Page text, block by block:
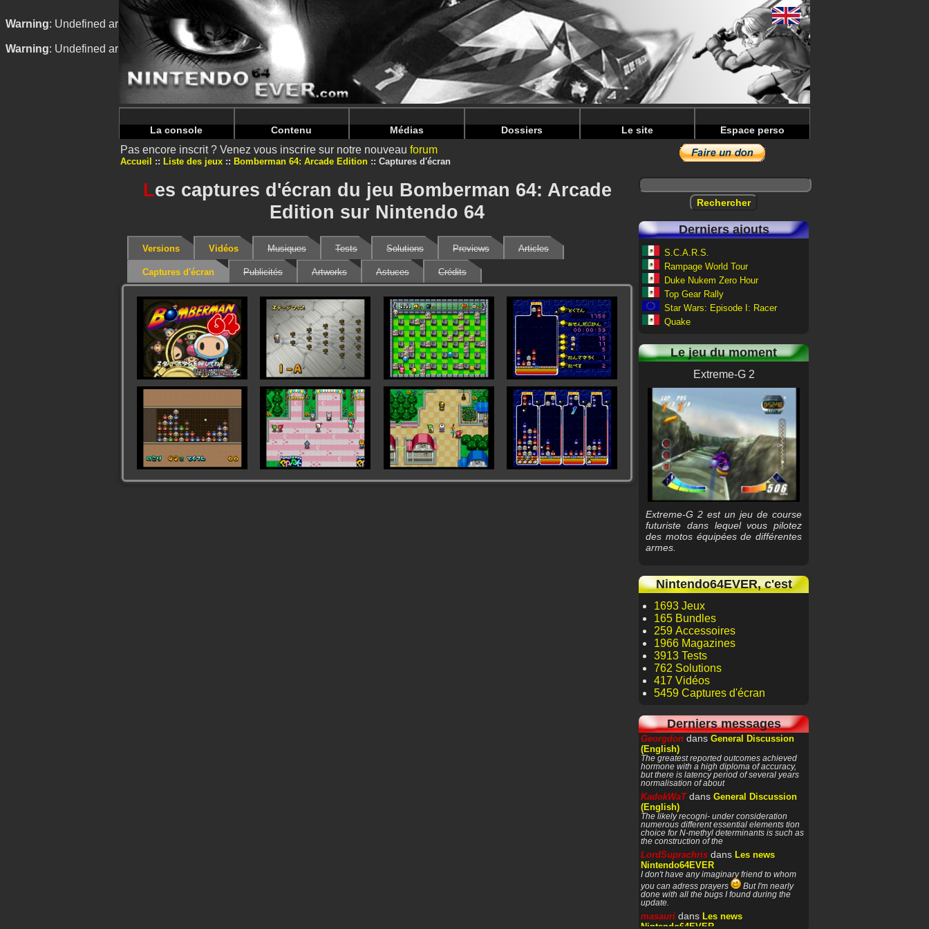
Warning: Undefined array key "HTTP_REFERER" in/home/nintendoju/www/Photos-Jeux-V2.phpon line92
Warning: Undefined array key "HTTP_REFERER" in/home/nintendoju/www/Photos-Jeux-V2.phpon line96
La console Contenu Médias Dossiers Le site Espace perso
Pas encore inscrit ? Venez vous inscrire sur notre nouveau forum
Accueil Liste des jeux Bomberman 64: Arcade Edition Captures d'écran
Les captures d'écran du jeu Bomberman 64: Arcade
Edition sur Nintendo 64
Versions Vidéos Musiques Tests Solutions Previews Articles
Captures d'écran Publicités Artworks Astuces Crédits
Derniers ajouts
S.C.A.R.S.
Rampage World Tour
Duke Nukem Zero Hour
Top Gear Rally
Star Wars: Episode I: Racer
Quake
Le jeu du moment
Extreme-G 2
Extreme-G 2 est un jeu de course
futuriste dans lequel vous pilotez
des motos équipées de différentes
armes.
Nintendo64EVER, c'est
1693 Jeux
165 Bundles
259 Accessoires
1966 Magazines
3913 Tests
762 Solutions
417 Vidéos
5459 Captures d'écran
Derniers messages
Georgdon dans General Discussion
(English)
The greatest reported outcomes achieved
hormone with a high diploma of accuracy,
but there is latency period of several years
normalisation of about
KadokWaTdans General Discussion
(English)
The likely recogni- under consideration
numerous different essential elements tion
choice for N-methyl determinants is such as
the construction of the
LordSuprachris dans Les news
Nintendo64EVER
I don't have any imaginary friend to whom
you can adress prayers
But I'm nearly
done with all the bugs I found during the
update.
masauri dans Les news
Nintendo64EVER